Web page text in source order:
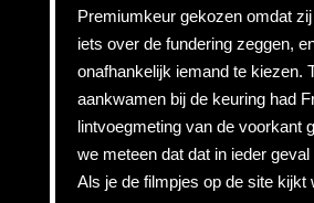
Premiumkeur gekozen omdat
iets over de fundering zeggen,
onafhankelijk iemand te kiezen.
aankwamen bij de keuring had
lintvoegmeting van de voorkant
we meteen dat dat in ieder
Als je de filmpjes op de site kijkt